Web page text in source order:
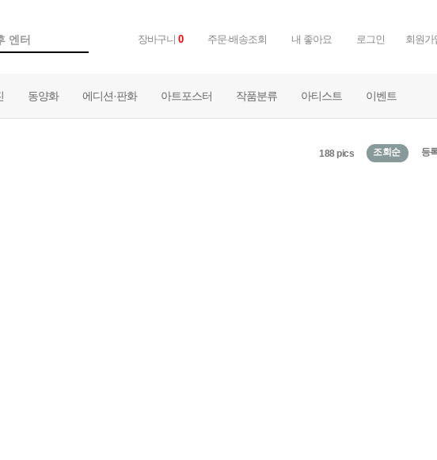
장바구니 0 주문·배송조회 내 좋아요 로그인 회원가
동양화 에디션·판화 아트포스터 작품분류 아티스트 이벤트
188 pics 조회순 등